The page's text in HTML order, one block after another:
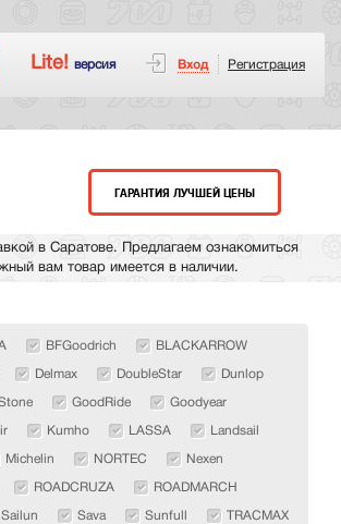
Lite! версия Вход Регистрация
ГАРАНТИЯ ЛУЧШЕЙ ЦЕНЫ
в Саратове. Предлагаем ознакомиться
вам товар имеется в наличии.
BFGoodrich BLACKARROW
Delmax DoubleStar Dunlop
GoodRide Goodyear
Kumho LASSA Landsail
Michelin NORTEC Nexen
ROADCRUZA ROADMARCH
Sailun Sava Sunfull TRACMAX